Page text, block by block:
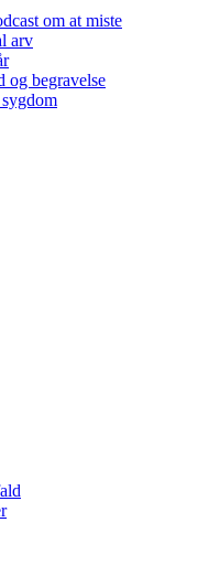
om at miste
arv
og begravelse